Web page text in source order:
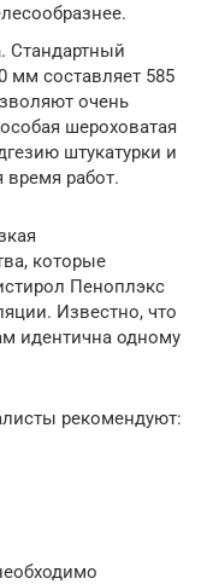
. Стандартный
мм составляет 585
очень
шероховатая
штукатурки и
время работ.
которые
Пеноплэкс
Известно, что
идентична одному
рекомендуют: